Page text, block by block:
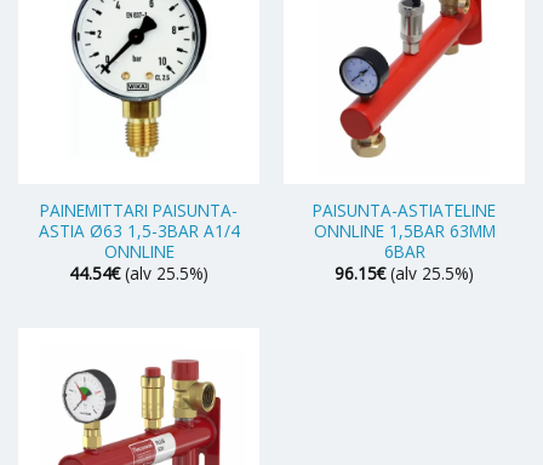
PAINEMITTARI PAISUNTA-
ASTIA Ø63 1,5-3BAR A1/4
ONNLINE
44.54€ (alv 25.5%)
PAISUNTA-ASTIATELINE
ONNLINE 1,5BAR 63MM
6BAR
96.15€ (alv 25.5%)